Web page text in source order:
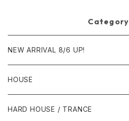
Category
NEW ARRIVAL 8/6 UP!
HOUSE
1980年代
HARD HOUSE / TRANCE